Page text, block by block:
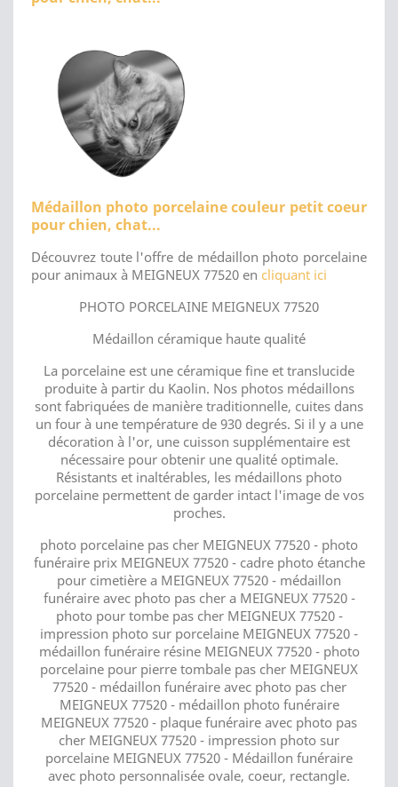
Médaillon photo porcelaine couleur petit coeur
pour chien, chat...
Découvrez toute l'offre de médaillon photo porcelaine
pour animaux à MEIGNEUX 77520 en cliquant ici
PHOTO PORCELAINE MEIGNEUX 77520
Médaillon céramique haute qualité
La porcelaine est une céramique fine et translucide
produite à partir du Kaolin. Nos photos médaillons
sont fabriquées de manière traditionnelle, cuites dans
un four à une température de 930 degrés. Si il y a une
décoration à l'or, une cuisson supplémentaire est
nécessaire pour obtenir une qualité optimale.
Résistants et inaltérables, les médaillons photo
porcelaine permettent de garder intact l'image de vos
proches.
photo porcelaine pas cher MEIGNEUX 77520 - photo
funéraire prix MEIGNEUX 77520 - cadre photo étanche
pour cimetière a MEIGNEUX 77520 - médaillon
funéraire avec photo pas cher a MEIGNEUX 77520 -
photo pour tombe pas cher MEIGNEUX 77520 -
impression photo sur porcelaine MEIGNEUX 77520 -
médaillon funéraire résine MEIGNEUX 77520 - photo
porcelaine pour pierre tombale pas cher MEIGNEUX
77520 - médaillon funéraire avec photo pas cher
MEIGNEUX 77520 - médaillon photo funéraire
MEIGNEUX 77520 - plaque funéraire avec photo pas
cher MEIGNEUX 77520 - impression photo sur
porcelaine MEIGNEUX 77520 - Médaillon funéraire
avec photo personnalisée ovale, coeur, rectangle.